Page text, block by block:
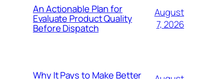
An Actionable Plan for
Evaluate Product Quality
Before Dispatch
August
7, 2026
Why It Pays to Make Better